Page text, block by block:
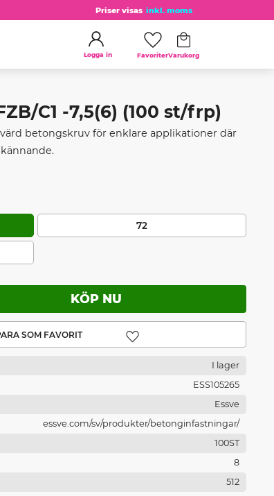
Priser visas inkl. moms
Logga in
Favoriter
Kundvagn
C1 -7,5(6) (100 st/frp)
betongskruv för enklare applikationer där
72
Lägg till i favoriter
I lager
ESS105265
Essve
essve.com/sv/produkter/betonginfastningar/
100ST
8
512